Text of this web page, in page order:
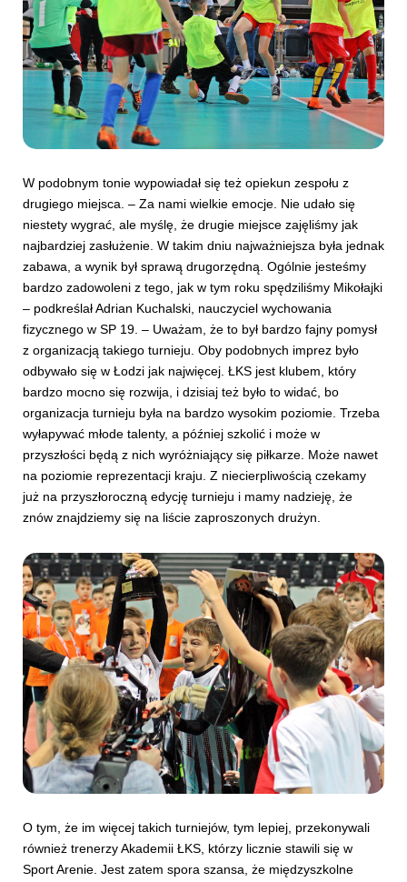
W podobnym tonie wypowiadał się też opiekun zespołu z
drugiego miejsca. – Za nami wielkie emocje. Nie udało się
niestety wygrać, ale myślę, że drugie miejsce zajęliśmy jak
najbardziej zasłużenie. W takim dniu najważniejsza była jednak
zabawa, a wynik był sprawą drugorzędną. Ogólnie jesteśmy
bardzo zadowoleni z tego, jak w tym roku spędziliśmy Mikołajki
– podkreślał Adrian Kuchalski, nauczyciel wychowania
fizycznego w SP 19. – Uważam, że to był bardzo fajny pomysł
z organizacją takiego turnieju. Oby podobnych imprez było
odbywało się w Łodzi jak najwięcej. ŁKS jest klubem, który
bardzo mocno się rozwija, i dzisiaj też było to widać, bo
organizacja turnieju była na bardzo wysokim poziomie. Trzeba
wyłapywać młode talenty, a później szkolić i może w
przyszłości będą z nich wyróżniający się piłkarze. Może nawet
na poziomie reprezentacji kraju. Z niecierpliwością czekamy
już na przyszłoroczną edycję turnieju i mamy nadzieję, że
znów znajdziemy się na liście zaproszonych drużyn.
O tym, że im więcej takich turniejów, tym lepiej, przekonywali
również trenerzy Akademii ŁKS, którzy licznie stawili się w
Sport Arenie. Jest zatem spora szansa, że międzyszkolne